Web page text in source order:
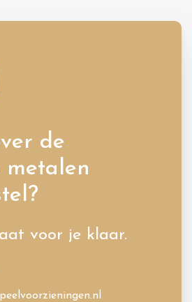
de
metalen
voor je klaar.